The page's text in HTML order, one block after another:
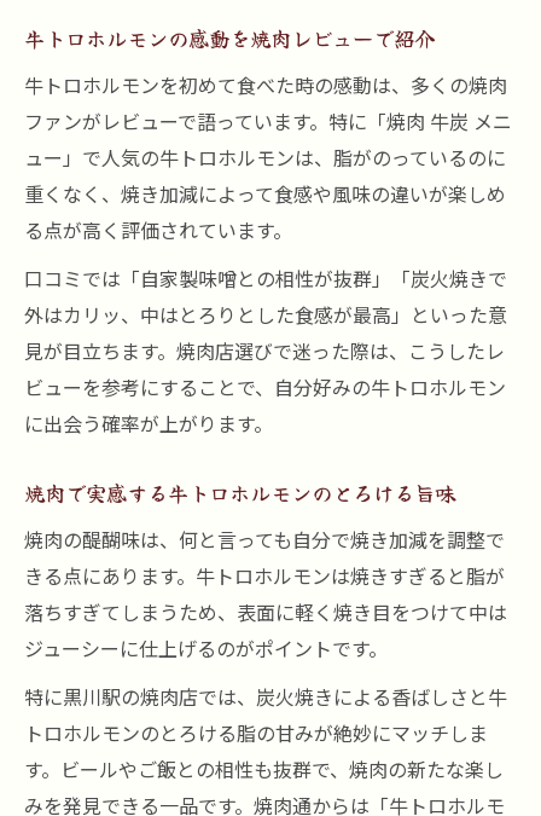
牛トロホルモンの感動を焼肉レビューで紹介
牛トロホルモンを初めて食べた時の感動は、多くの焼肉
ファンがレビューで語っています。特に「焼肉 牛炭 メニ
ュー」で人気の牛トロホルモンは、脂がのっているのに
重くなく、焼き加減によって食感や風味の違いが楽しめ
る点が高く評価されています。
口コミでは「自家製味噌との相性が抜群」「炭火焼きで
外はカリッ、中はとろりとした食感が最高」といった意
見が目立ちます。焼肉店選びで迷った際は、こうしたレ
ビューを参考にすることで、自分好みの牛トロホルモン
に出会う確率が上がります。
焼肉で実感する牛トロホルモンのとろける旨味
焼肉の醍醐味は、何と言っても自分で焼き加減を調整で
きる点にあります。牛トロホルモンは焼きすぎると脂が
落ちすぎてしまうため、表面に軽く焼き目をつけて中は
ジューシーに仕上げるのがポイントです。
特に黒川駅の焼肉店では、炭火焼きによる香ばしさと牛
トロホルモンのとろける脂の甘みが絶妙にマッチしま
す。ビールやご飯との相性も抜群で、焼肉の新たな楽し
みを発見できる一品です。焼肉通からは「牛トロホルモ